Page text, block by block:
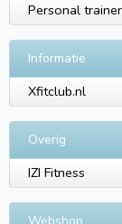
Personal
Informatie
Xfitclub.nl
Overig
IZI Fitness